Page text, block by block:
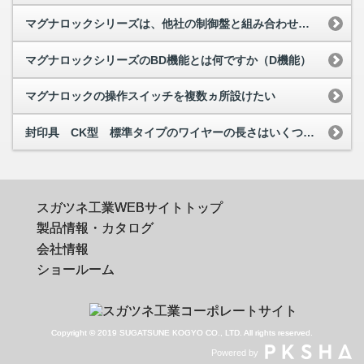
マグナロックシリーズは、他社の制御盤と組み合わせて使用できますか
マグナロックシリーズのBD機能とは何ですか（D機能）
マグナロックの操作スイッチを複数ヵ所設けたい
封印具 CK型 標準タイプのワイヤーの長さはいくつですか
スガツネ工業WEBサイトトップ
製品情報・カタログ
会社情報
ショールーム
Copyright © 2019 SUGATSUNE KOGYO CO., LTD. All rights reserved.
Powered by